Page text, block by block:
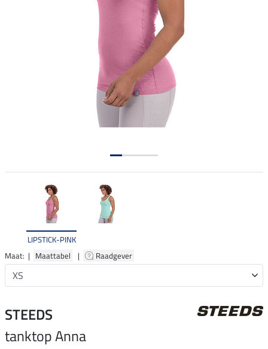
LIPSTICK-PINK
Maat: | Maattabel | Raadgever
STEEDS
tanktop Anna